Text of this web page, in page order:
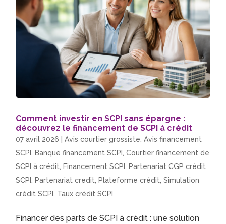
Comment investir en SCPI sans épargne :
découvrez le financement de SCPI à crédit
07 avril 2026 |Avis courtier grossiste ,Avis financement
SCPI ,Banque financement SCPI ,Courtier financement de
SCPI à crédit ,Financement SCPI ,Partenariat CGP crédit
SCPI ,Partenariat credit ,Plateforme crédit ,Simulation
crédit SCPI Taux crédit SCPI
Financer des parts de SCPI à crédit : une solution